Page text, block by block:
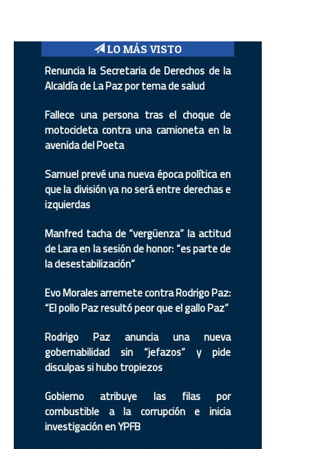
LO MÁS VISTO
Renuncia la Secretaria de Derechos de la
Alcaldía de La Paz por tema de salud
Fallece una persona tras el choque de
motocicleta contra una camioneta en la
avenida del Poeta
Samuel prevé una nueva época política en
que la división ya no será entre derechas e
izquierdas
Manfred tacha de “vergüenza” la actitud
de Lara en la sesión de honor: “es parte de
la desestabilización”
Evo Morales arremete contra Rodrigo Paz:
“El pollo Paz resultó peor que el gallo Paz”
Rodrigo Paz anuncia una nueva
gobernabilidad sin “jefazos” y pide
disculpas si hubo tropiezos
Gobierno atribuye las filas por
combustible a la corrupción e inicia
investigación en YPFB